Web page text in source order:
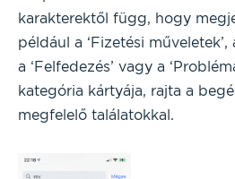
karakterektől függ, hogy
például a ‘Fizetési műveletek’,
a ‘Felfedezés’ vagy a
kategória kártyája, rajta a
megfelelő találatokkal.